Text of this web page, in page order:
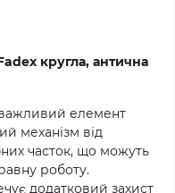
кругла, антична
елемент
механізм від
часток, що можуть
роботу.
додатковий захист